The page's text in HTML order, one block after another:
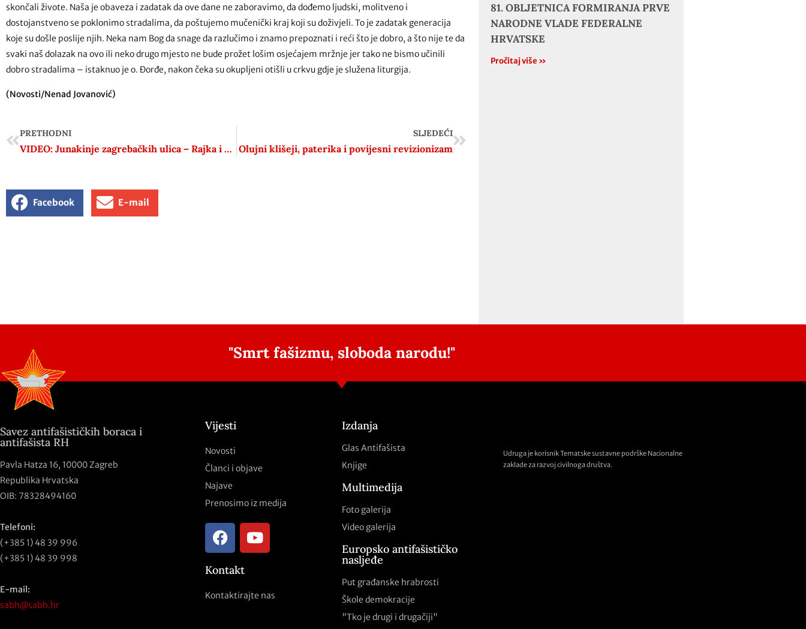
skončali živote. Naša je obaveza i zadatak da ove dane ne zaboravimo, da dođemo ljudski, molitveno i
dostojanstveno se poklonimo stradalima, da poštujemo mučenički kraj koji su doživjeli. To je zadatak generacija
koje su došle poslije njih. Neka nam Bog da snage da razlučimo i znamo prepoznati i reći što je dobro, a što nije te da
svaki naš dolazak na ovo ili neko drugo mjesto ne bude prožet lošim osjećajem mržnje jer tako ne bismo učinili
dobro stradalima – istaknuo je o. Đorđe, nakon čeka su okupljeni otišli u crkvu gdje je služena liturgija.
(Novosti/Nenad Jovanović)
PRETHODNI
VIDEO: Junakinje zagrebačkih ulica – Rajka i Zdenka Baković | Narodni heroji Jugoslavije
SLJEDEĆI
Olujni klišeji, paterika i povijesni revizionizam
Facebook E-mail
81. OBLJETNICA FORMIRANJA PRVE
NARODNE VLADE FEDERALNE
HRVATSKE
Pročitaj više »
"Smrt fašizmu, sloboda narodu!"
Savez antifašističkih boraca i
antifašista RH
Pavla Hatza 16, 10000 Zagreb
Republika Hrvatska
OIB: 78328494160
Telefoni:
(+385 1) 48 39 996
(+385 1) 48 39 998
E-mail:
sabh@sabh.hr
Vijesti
Novosti
Članci i objave
Najave
Prenosimo iz medija
Kontakt
Kontaktirajte nas
Izdanja
Glas Antifašista
Knjige
Multimedija
Foto galerija
Video galerija
Europsko antifašističko
nasljeđe
Put građanske hrabrosti
Škole demokracije
"Tko je drugi i drugačiji"
Udruga je korisnik Tematske sustavne podrške Nacionalne
zaklade za razvoj civilnoga društva.